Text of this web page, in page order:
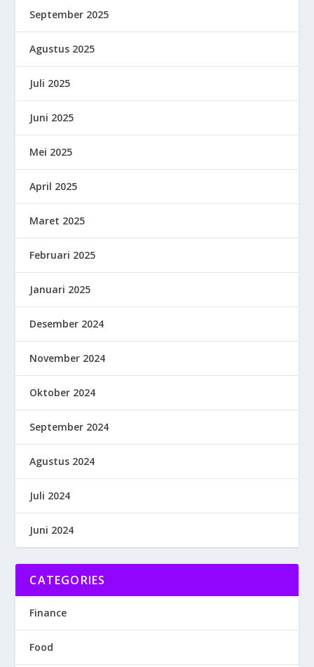
September 2025
Agustus 2025
Juli 2025
Juni 2025
Mei 2025
April 2025
Maret 2025
Februari 2025
Januari 2025
Desember 2024
November 2024
Oktober 2024
September 2024
Agustus 2024
Juli 2024
Juni 2024
CATEGORIES
Finance
Food